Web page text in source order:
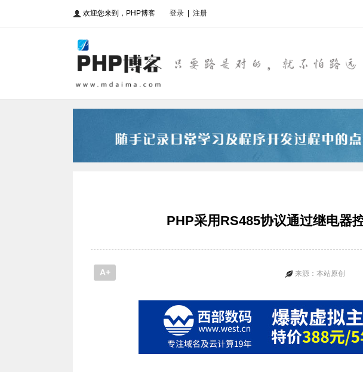
欢迎您来到，PHP博客 登录 注册
PHP采用RS485协议通过继电器
来源：本站原创
A+